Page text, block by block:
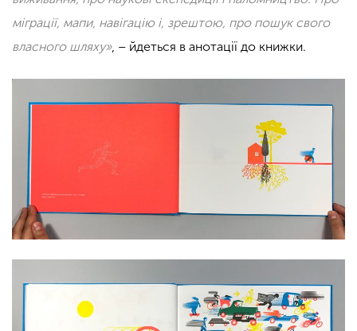
міграції, мапи, навігацію і, зрештою, про пошук свого
власного шляху», – йдеться в анотації до книжки.